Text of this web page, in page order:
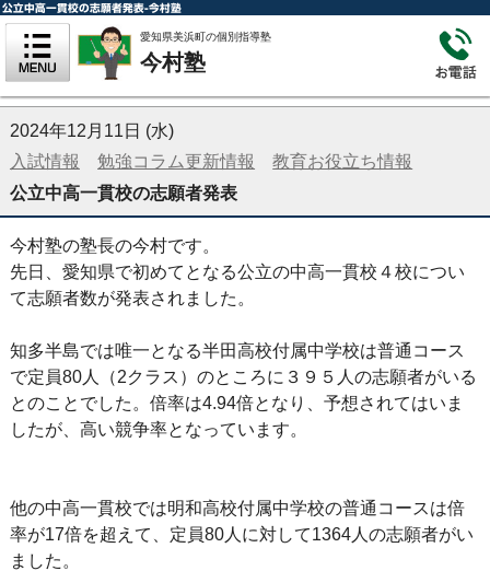
公立中高一貫校の志願者発表-今村塾
愛知県美浜町の個別指導塾
今村塾
2024年12月11日 (水)
入試情報
勉強コラム更新情報
教育お役立ち情報
公立中高一貫校の志願者発表
今村塾の塾長の今村です。
先日、愛知県で初めてとなる公立の中高一貫校４校につい
て志願者数が発表されました。
知多半島では唯一となる半田高校付属中学校は普通コース
で定員80人（2クラス）のところに３９５人の志願者がいる
とのことでした。倍率は4.94倍となり、予想されてはいま
したが、高い競争率となっています。
他の中高一貫校では明和高校付属中学校の普通コースは倍
率が17倍を超えて、定員80人に対して1364人の志願者がい
ました。